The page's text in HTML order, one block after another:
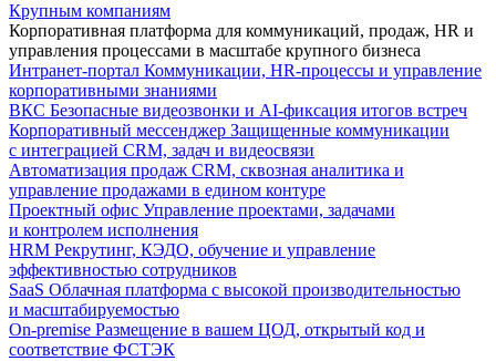
Крупным компаниям
Корпоративная платформа для коммуникаций, продаж, HR и
управления процессами в масштабе крупного бизнеса
Интранет-портал Коммуникации, HR-процессы и управление
корпоративными знаниями
ВКС Безопасные видеозвонки и AI-фиксация итогов встреч
Корпоративный мессенджер Защищенные коммуникации
с интеграцией CRM, задач и видеосвязи
Автоматизация продаж CRM, сквозная аналитика и
управление продажами в едином контуре
Проектный офис Управление проектами, задачами
и контролем исполнения
HRM Рекрутинг, КЭДО, обучение и управление
эффективностью сотрудников
SaaS Облачная платформа с высокой производительностью
и масштабируемостью
On-premise Размещение в вашем ЦОД, открытый код и
соответствие ФСТЭК